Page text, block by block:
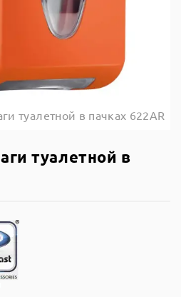
туалетной в пачках 622AR
туалетной в